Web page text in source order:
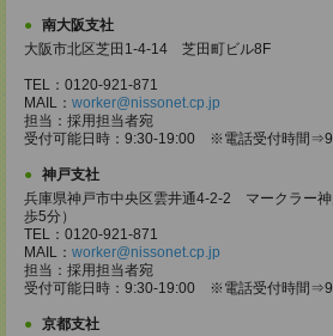
南大阪支社
大阪市北区芝田1-4-14 芝田町ビル8F
TEL：0120-921-871
MAIL： worker@nissonet.cp.jp
担当：採用担当者宛
受付可能日時：9:30-19:00 ※電話受付時間
神戸支社
兵庫県神戸市中央区雲井通4-2-2 マークラー
歩5分）
TEL：0120-921-871
MAIL： worker@nissonet.cp.jp
担当：採用担当者宛
受付可能日時：9:30-19:00 ※電話受付時間
京都支社